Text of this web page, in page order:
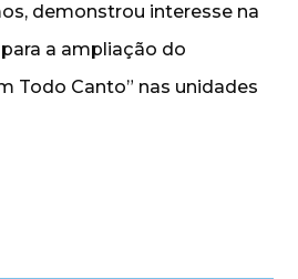
demonstrou interesse na
a ampliação do
Todo Canto” nas unidades